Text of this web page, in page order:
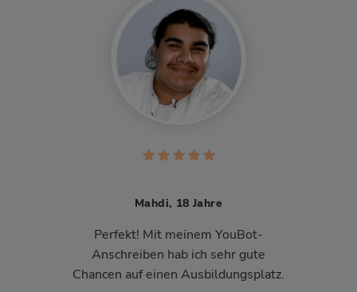
Mahdi, 18 Jahre
Perfekt! Mit meinem YouBot-
Anschreiben hab ich sehr gute
Chancen auf einen Ausbildungsplatz.